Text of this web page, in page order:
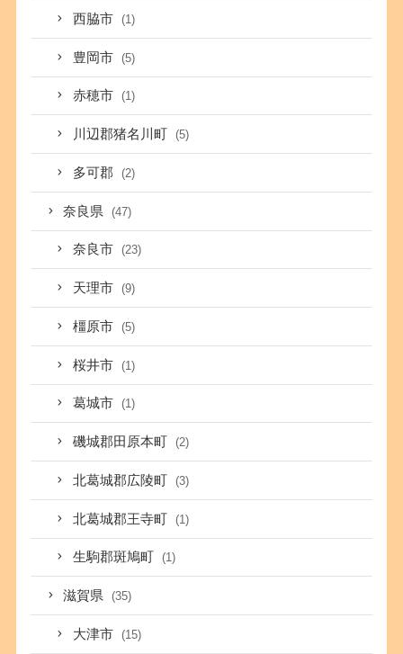
西脇市 (1)
豊岡市 (5)
赤穂市 (1)
川辺郡猪名川町 (5)
多可郡 (2)
奈良県 (47)
奈良市 (23)
天理市 (9)
橿原市 (5)
桜井市 (1)
葛城市 (1)
磯城郡田原本町 (2)
北葛城郡広陵町 (3)
北葛城郡王寺町 (1)
生駒郡斑鳩町 (1)
滋賀県 (35)
大津市 (15)